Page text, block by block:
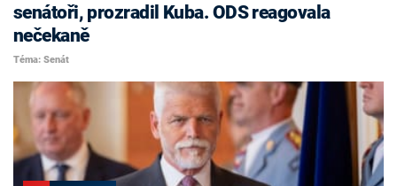
senátoři, prozradil Kuba. ODS reagovala
nečekaně
Téma: Senát